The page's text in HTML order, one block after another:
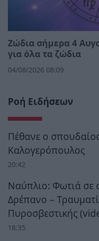
Ζώδια σήμερα 4
για όλα τα ζώδια
04/08/2026 08:09
Ροή Ειδήσεων
Πέθανε ο
Καλογερόπουλος
20:42
Ναύπλιο: Φωτιά σε
Δρέπανο –
Πυροσβεστικής
18:35